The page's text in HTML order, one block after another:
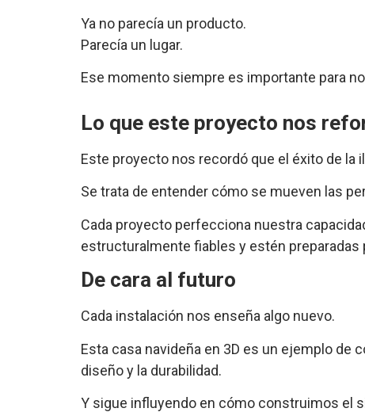
Ya no parecía un producto.
Parecía un lugar.
Ese momento siempre es importante para
Lo que este proyecto nos
Este proyecto nos recordó que el éxito de
Se trata de entender cómo se mueven las
Cada proyecto perfecciona nuestra
estructuralmente fiables y estén preparadas
De cara al futuro
Cada instalación nos enseña algo nuevo.
Esta casa navideña en 3D es un ejemplo
diseño y la durabilidad.
Y sigue influyendo en cómo construimos el